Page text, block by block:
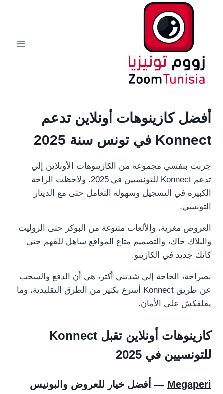
أفضل كازينوهات أونلاين تدعم
Konnect في تونس سنة 2025
جربت بنفسي مجموعة من الكازينوهات الأونلاين إلي
تدعم Konnect للتونسيين في 2025، ولاحظت الراحة
الكبيرة في التسجيل وسهولة التعامل حتى مع الدينار
التونسي.
العروض مغرية، والألعاب متنوعة من البوكر حتى الروليت
والبلاك جاك، والتصميم متاع المواقع ساهل للفهم حتى
كانك جديد في الكازينو.
بصراحة، الحاجة إلي شدتني أكثر، هي أن الدفع والسحب
عن طريق Konnect أسرع بكثير من الطرق التقليدية، وما
يقلقكش على الأمان.
كازينوهات أونلاين تقبل Konnect
للتونسيين في 2025
Megaperi — أفضل خيار للعروض والبونيس